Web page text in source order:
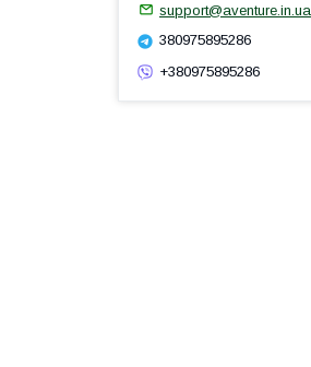
support@aventure.in.ua
380975895286
+380975895286